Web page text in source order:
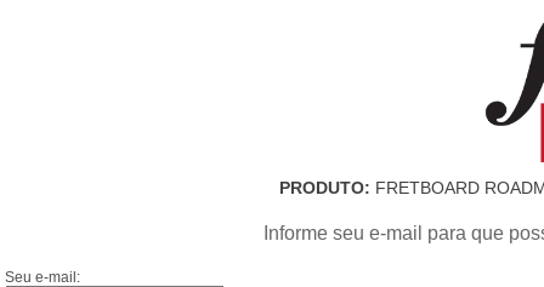
PRODUTO: FRETBOARD
Informe seu e-mail para que
Seu e-mail: